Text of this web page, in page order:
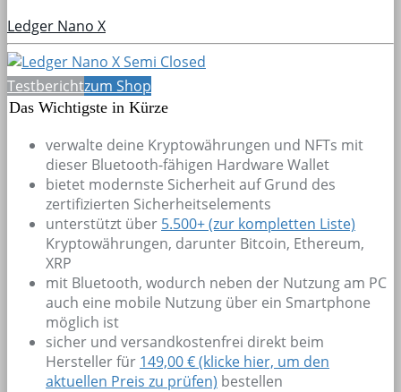
Ledger Nano X
Testberichtzum Shop
Das Wichtigste in Kürze
verwalte deine Kryptowährungen und NFTs mit
dieser Bluetooth-fähigen Hardware Wallet
bietet modernste Sicherheit auf Grund des
zertifizierten Sicherheitselements
unterstützt über 5.500+(zur kompletten Liste)
Kryptowährungen, darunter Bitcoin, Ethereum,
XRP
mit Bluetooth, wodurch neben der Nutzung am PC
auch eine mobile Nutzung über ein Smartphone
möglich ist
sicher und versandkostenfrei direkt beim
Hersteller für 149,00 € (klicke hier, um den
aktuellen Preis zu prüfen) bestellen